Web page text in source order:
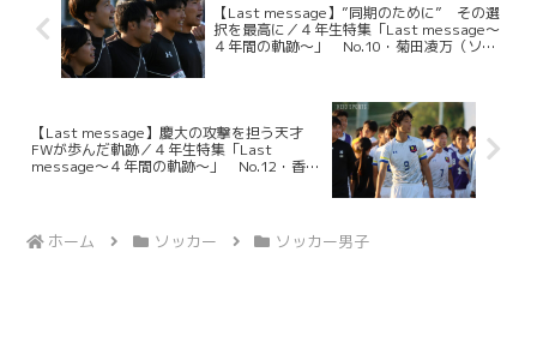
【Last message】”同期のために” その選
択を最高に／４年生特集「Last message〜
４年間の軌跡〜」 No.10・菊田凌万（ソッ
【Last message】慶大の攻撃を担う天才
FWが歩んだ軌跡／４年生特集「Last
message〜４年間の軌跡〜」 No.12・香山
ホーム ソッカー ソッカー男子